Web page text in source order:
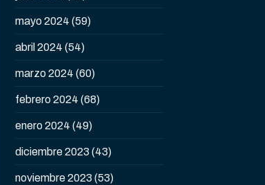
mayo 2024 (59)
abril 2024 (54)
marzo 2024 (60)
febrero 2024 (68)
enero 2024 (49)
diciembre 2023 (43)
noviembre 2023 (53)